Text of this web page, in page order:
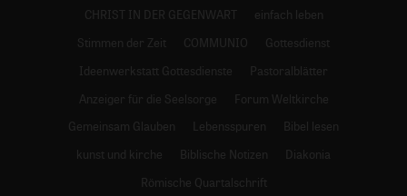
CHRIST IN DER GEGENWART
einfach leben
Stimmen der Zeit
COMMUNIO
Gottesdienst
Ideenwerkstatt Gottesdienste
Pastoralblätter
Anzeiger für die Seelsorge
Forum Weltkirche
Gemeinsam Glauben
Lebensspuren
Bibel lesen
kunst und kirche
Biblische Notizen
Diakonia
Römische Quartalschrift